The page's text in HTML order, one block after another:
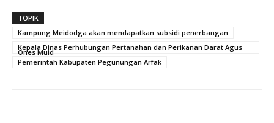
TOPIK
Kampung Meidodga akan mendapatkan subsidi penerbangan
Kepala Dinas Perhubungan Pertanahan dan Perikanan Darat Agus
Ones Muid
Pemerintah Kabupaten Pegunungan Arfak